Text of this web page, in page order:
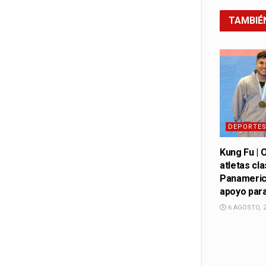
DEPORTES
Kung Fu |
atletas
apoyo
6 AGOSTO,